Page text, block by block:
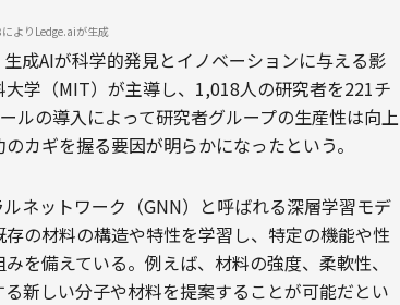
よりLedge.aiが生成
生成AIが科学的発見とイノベーションに与える影
学（MIT）が主導し、1,018人の研究者を221チ
ルの導入によって研究者グループの生産性は向上
カギを握る要因が明らかになったという。
ネットワーク（GNN）と呼ばれる深層学習モデ
の材料の構造や特性を学習し、特定の機能や性
を備えている。例えば、材料の強度、柔軟性、
新しい分子や材料を提案することが可能だとい